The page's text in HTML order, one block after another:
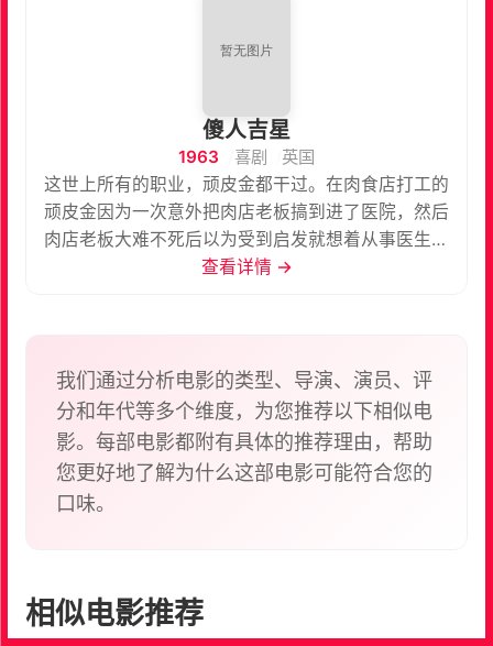
傻人吉星
1963 喜剧
英国
这世上所有的职业，顽皮金都干过。在肉食店打工的
顽皮金因为一次意外把肉店老板搞到进了医院，然后
肉店老板大难不死后以为受到启发就想着从事医生这
行业，顽皮金也随波逐流地跟着，后在医院遇上一个
金及肉店老板几经周折地闯入医院以见小妹妹。故事
一路疯癫滑稽，几乎没什么常理可言，但又超具童趣
以及同情心，正是这部喜剧片的精妙之处。
查看详情 →
我们通过分析电影的类型、导演、演员、评
分和年代等多个维度，为您推荐以下相似电
影。每部电影都附有具体的推荐理由，帮助
您更好地了解为什么这部电影可能符合您的
口味。
相似电影推荐